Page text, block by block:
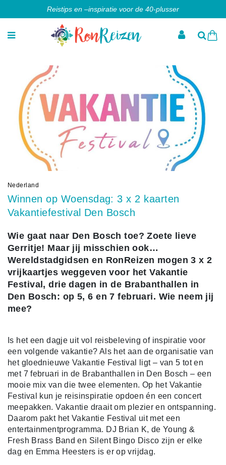
Reistips en –inspiratie voor de 40-plusser
Nederland
Winnen op Woensdag: 3 x 2 kaarten
Vakantiefestival Den Bosch
Wie gaat naar Den Bosch toe? Zoete lieve
Gerritje! Maar jij misschien ook…
Wereldstadgidsen en RonReizen mogen 3 x 2
vrijkaartjes weggeven voor het Vakantie
Festival, drie dagen in de Brabanthallen in
Den Bosch: op 5, 6 en 7 februari. Wie neem jij
mee?
Is het een dagje uit vol reisbeleving of inspiratie voor
een volgende vakantie? Als het aan de organisatie van
het gloednieuwe Vakantie Festival ligt – van 5 tot en
met 7 februari in de Brabanthallen in Den Bosch – een
mooie mix van die twee elementen. Op het Vakantie
Festival kun je reisinspiratie opdoen én een concert
meepakken. Vakantie draait om plezier en ontspanning.
Daarom pakt het Vakantie Festival uit met een
entertainmentprogramma. DJ Brian K, de Young &
Fresh Brass Band en Silent Bingo Disco zijn er elke
dag en Emma Heesters is er op vrijdag.